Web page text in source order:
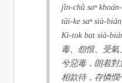
jîn-chû saⁿ
tāi-ke saⁿ sià-
Ki-tok bat sià-
毒、怨恨、受
兮惡毒，朗着
相款待，存憐憫